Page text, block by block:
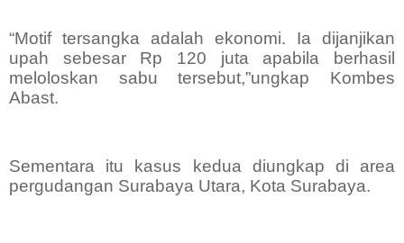
“Motif tersangka adalah ekonomi. Ia dijanjikan
upah sebesar Rp 120 juta apabila berhasil
meloloskan sabu tersebut,”ungkap Kombes
Abast.
Sementara itu kasus kedua diungkap di area
pergudangan Surabaya Utara, Kota Surabaya.